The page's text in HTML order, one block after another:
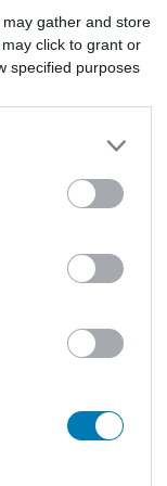
gather and store
click to grant or
specified purposes
A
bármit